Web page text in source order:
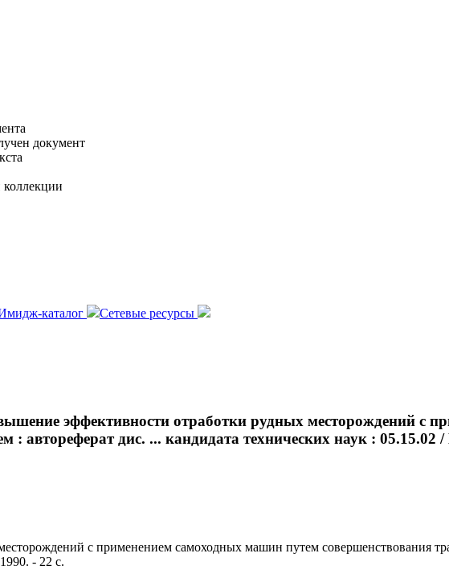
документ
каталог
Сетевые ресурсы
эффективности отработки рудных месторождений с
: автореферат дис. ... кандидата технических наук :
с применением самоходных машин путем совершенствования
- 22 с.